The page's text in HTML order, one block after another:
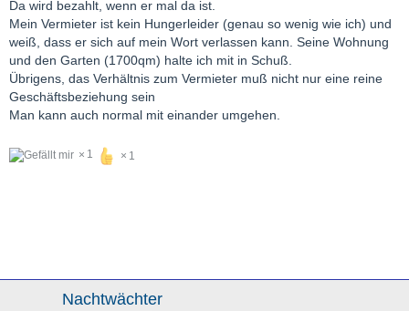
Da wird bezahlt, wenn er mal da ist.
Mein Vermieter ist kein Hungerleider (genau so wenig wie ich) und
weiß, dass er sich auf mein Wort verlassen kann. Seine Wohnung
und den Garten (1700qm) halte ich mit in Schuß.
Übrigens, das Verhältnis zum Vermieter muß nicht nur eine reine
Geschäftsbeziehung sein
Man kann auch normal mit einander umgehen.
1 1
Nachtwächter